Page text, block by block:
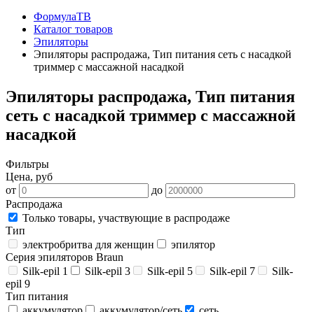
ФормулаТВ
Каталог товаров
Эпиляторы
Эпиляторы распродажа, Тип питания сеть с насадкой
триммер с массажной насадкой
Эпиляторы распродажа, Тип питания
сеть с насадкой триммер с массажной
насадкой
Фильтры
Цена, руб
от
до
Распродажа
Только товары, участвующие в распродаже
Тип
электробритва для женщин
эпилятор
Серия эпиляторов Braun
Silk-epil 1
Silk-epil 3 Silk-epil 5 Silk-epil 7
Silk-
epil 9
Тип питания